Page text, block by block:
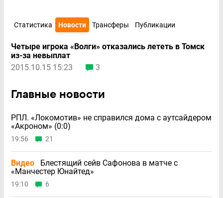
Статистика Новости Трансферы Публикации
Четыре игрока «Волги» отказались лететь в Томск
из-за невыплат
2015.10.15 15:23
3
Главные новости
РПЛ. «Локомотив» не справился дома с аутсайдером
«Акроном» (0:0)
19:56 21
Видео
Блестящий сейв Сафонова в матче с
«Манчестер Юнайтед»
19:10 6